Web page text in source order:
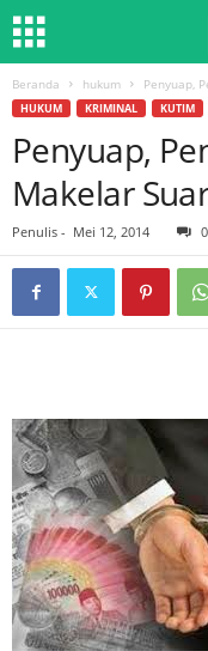
Beranda hukum Penyuap,
HUKUM KRIMINAL KUTIM
Penyuap,
Makelar
Penulis - Mei 12, 2014 0